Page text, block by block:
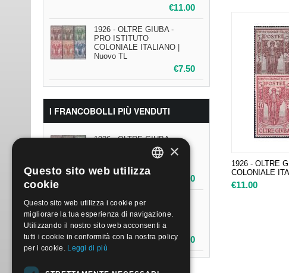
€11.00
1926 - OLTRE GIUBA -
PRO ISTITUTO
COLONIALE ITALIANO |
Nuovo TL
€7.50
I FRANCOBOLLI PIÙ VENDUTI
1926 - OLTRE GIUBA -
COLONIALE ITALIANO |
Nuovo**
11.00
1926 - OLTRE GIUBA -
PRO ISTITUTO
COLONIALE ITALIANO |
Nuovo TL
€ 7.50
1926 - OLTRE
COLONIALE
€11.00
ITALIAN
×
Questo sito web utilizza
cookie
Questo sito web utilizza i cookie per
migliorare la tua esperienza di navigazione.
Utilizzando il nostro sito web acconsenti a
tutti i cookie in conformità con la nostra policy
per i cookie. Leggi di più